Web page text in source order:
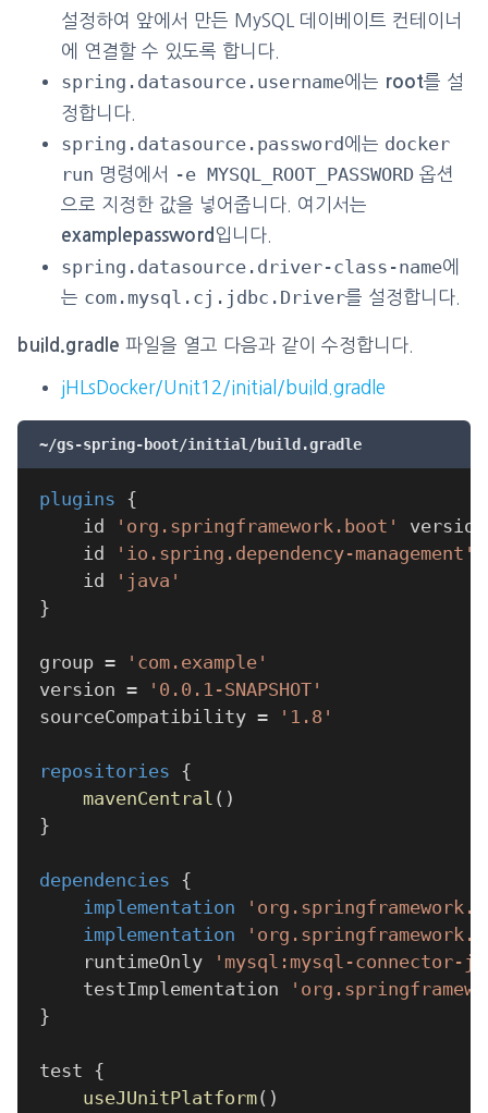
설정하여 앞에서 만든 MySQL 데이베이트 컨테이너
에 연결할 수 있도록 합니다.
spring.datasource.username에는 root를 설
정합니다.
spring.datasource.password 에는 docker
run 명령에서 -e MYSQL_ROOT_PASSWORD 옵션
으로 지정한 값을 넣어줍니다. 여기서는
examplepassword 입니다.
spring.datasource.driver-class-name에
는 com.mysql.cj.jdbc.Driver를 설정합니다.
build.gradle 파일을 열고 다음과 같이 수정합니다.
jHLsDocker/Unit12/initial/build.gradle
~/gs-spring-boot/initial/build.gradle
plugins {
	id
'org.springframework.boot'
	id
'io.spring.dependency-management'
	id
'java'
}
group =
'com.example'
version =
'0.0.1-SNAPSHOT'
sourceCompatibility = '1.8'
repositories {
mavenCentral ( )
}
dependencies {
implementation
implementation
	runtimeOnly
'mysql:mysql-connector-
	testImplementation
}
test {
useJUnitPlatform( )